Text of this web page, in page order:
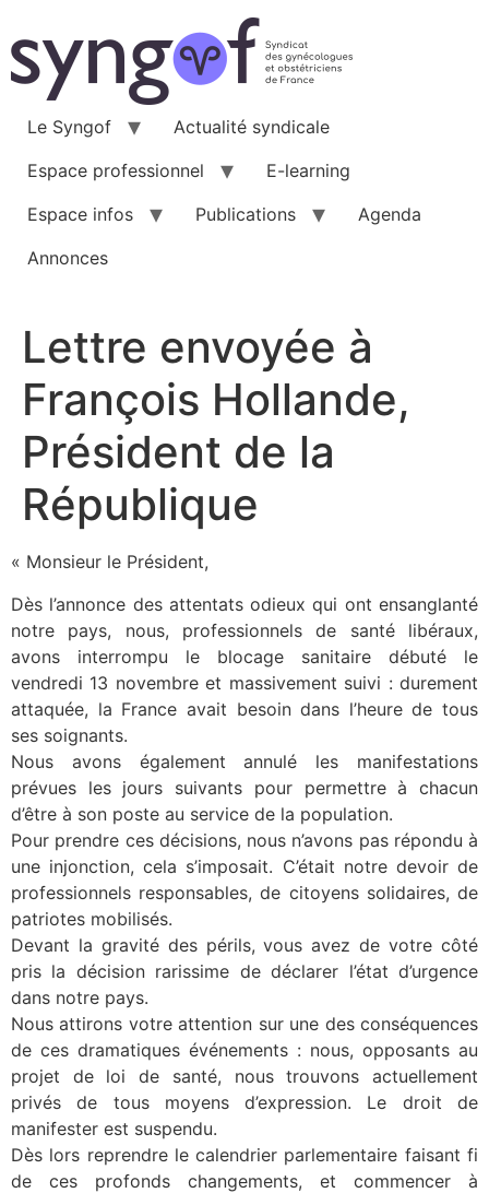
au
contenu
Le Syngof
Actualité syndicale
Espace professionnel
E-learning
Espace infos
Publications
Agenda
Annonces
Lettre envoyée à
François Hollande,
Président de la
République
« Monsieur le Président,
Dès l’annonce des attentats odieux qui ont ensanglanté
notre pays, nous, professionnels de santé libéraux,
avons interrompu le blocage sanitaire débuté le
vendredi 13 novembre et massivement suivi : durement
attaquée, la France avait besoin dans l’heure de tous
ses soignants.
Nous avons également annulé les manifestations
prévues les jours suivants pour permettre à chacun
d’être à son poste au service de la population.
Pour prendre ces décisions, nous n’avons pas répondu à
une injonction, cela s’imposait. C’était notre devoir de
professionnels responsables, de citoyens solidaires, de
patriotes mobilisés.
Devant la gravité des périls, vous avez de votre côté
pris la décision rarissime de déclarer l’état d’urgence
dans notre pays.
Nous attirons votre attention sur une des conséquences
de ces dramatiques événements : nous, opposants au
projet de loi de santé, nous trouvons actuellement
privés de tous moyens d’expression. Le droit de
manifester est suspendu.
Dès lors reprendre le calendrier parlementaire faisant fi
de ces profonds changements, et commencer à